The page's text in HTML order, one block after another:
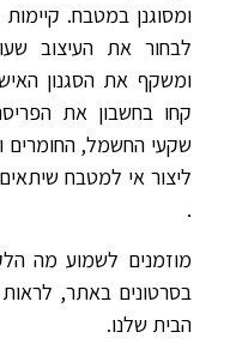
ומסוגנן במטבח.
לבחור את העיצוב
ומשקף את הסגנון
קחו בחשבון את
שקעי החשמל, החומרים
ליצור אי למטבח
.
מוזמנים לשמוע מה
בסרטונים באתר, לראות
הבית שלנו.